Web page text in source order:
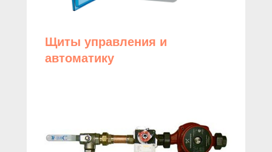
Щиты управления и
автоматику